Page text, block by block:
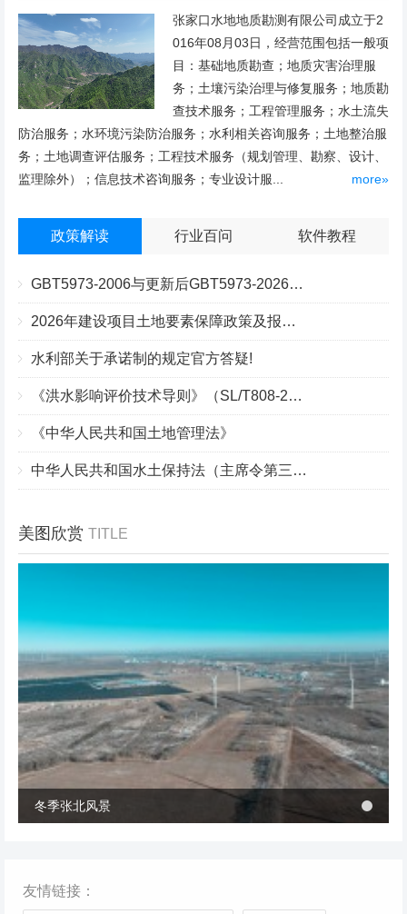
张家口水地地质勘测有限公司成立于2
016年08月03日，经营范围包括一般项
目：基础地质勘查；地质灾害治理服
务；土壤污染治理与修复服务；地质勘
查技术服务；工程管理服务；水土流失
防治服务；水环境污染防治服务；水利相关咨询服务；土地整治服
务；土地调查评估服务；工程技术服务（规划管理、勘察、设计、
监理除外）；信息技术咨询服务；专业设计服...
more»
政策解读 行业百问 软件教程
GBT5973-2006与更新后GBT5973-2026区别你知道几点？
2026年建设项目土地要素保障政策及报批流程
水利部关于承诺制的规定官方答疑!
《洪水影响评价技术导则》（SL/T808-2025）核心解读
《中华人民共和国土地管理法》
中华人民共和国水土保持法（主席令第三十九号）
美图欣赏 TITLE
冬季张北风景
冬季张北风景
友情链接：